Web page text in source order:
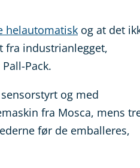
helautomatisk og at det
fra industrianlegget,
Pack.
og med
fra Mosca, mens
før de emballeres,